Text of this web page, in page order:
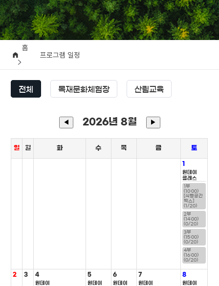
홈
프로그램 일정
전체 목재문화체험장 산림교육
◀ 2026년 8월 ▶
일 월 화 수 목 금 토
1
원데이
클래스
1부
(10:00)
[식빵공간
박스]
(1/20)
2부
(14:00)
(0/20)
3부
(15:00)
(0/20)
4부
(16:00)
(0/20)
2 3 4
원데이
5
원데이
6
원데이
7
원데이
8
원데이